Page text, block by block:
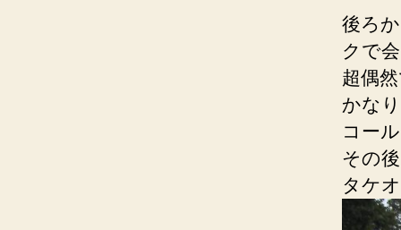
後ろ
クで
超偶
かな
コー
その
タケ